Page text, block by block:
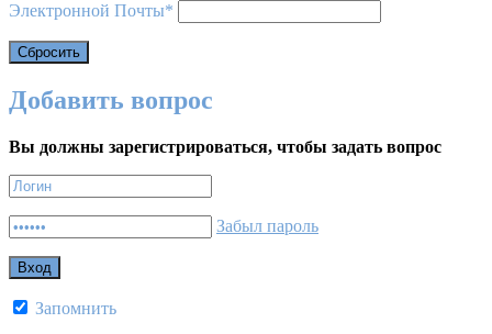
Электронной Почты*
Добавить вопрос
Вы должны зарегистрироваться, чтобы задать вопрос
Забыл пароль
Запомнить